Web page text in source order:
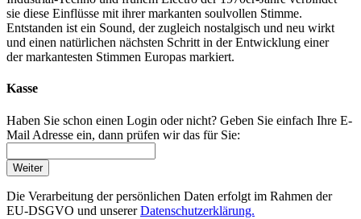
sie diese Einflüsse mit ihrer markanten soulvollen Stimme.
Entstanden ist ein Sound, der zugleich nostalgisch und neu wirkt
und einen natürlichen nächsten Schritt in der Entwicklung einer
der markantesten Stimmen Europas markiert.
Kasse
Haben Sie schon einen Login oder nicht? Geben Sie einfach Ihre E-
Mail Adresse ein, dann prüfen wir das für Sie:
Weiter
Die Verarbeitung der persönlichen Daten erfolgt im Rahmen der
EU-DSGVO und unsererDatenschutzerklärung.